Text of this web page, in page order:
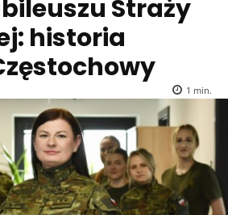
Straży
historia
1 min.